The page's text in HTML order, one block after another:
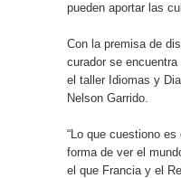
pueden aportar las
Con la premisa de
curador se
el taller Idiomas y
Nelson Garrido.
“Lo que cuestiono
forma de ver el
el que Francia y el